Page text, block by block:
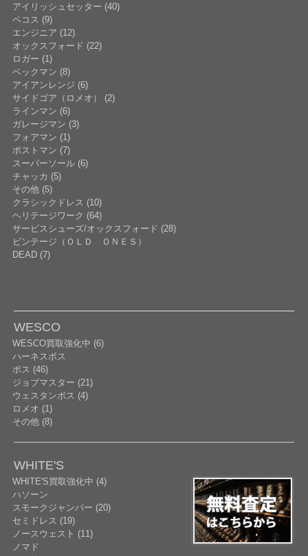
アイリッシュセッター (40)
ペコス (9)
エンジニア (12)
オックスフォード (22)
ロガー (1)
ベックマン (8)
アイアンレンジ (6)
サイドゴア（ロメオ） (2)
ラインマン (6)
ガレージマン (3)
フォアマン (1)
ポストマン (7)
スーパーソール (6)
チャッカ (5)
その他 (5)
クラシックドレス (10)
ヘリテージワーク (64)
サービスシューズ/オックスフォード (28)
ビンテージ（ＯＬＤ ＯＮＥＳ）
DEAD (7)
WESCO
WESCO買取強化中 (6)
ハーネスボス
ボス (46)
ジョブマスター (21)
ウェスタンボス (4)
ロメオ (1)
その他 (8)
WHITE'S
WHITE'S買取強化中 (4)
ハソーン
スモークジャンパー (20)
セミドレス (19)
ノースウェスト (11)
ノマド